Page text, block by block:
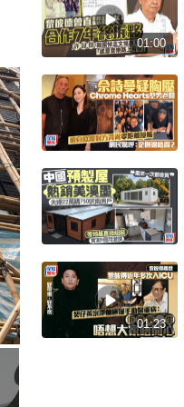
01:00
01:23